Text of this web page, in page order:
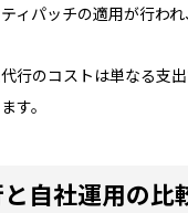
ィパッチの適用が行わ
行のコストは単なる支
す。
自社運用の比